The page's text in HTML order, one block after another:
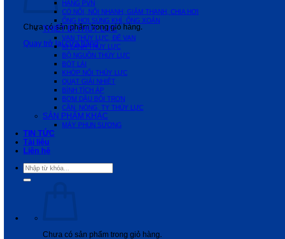
Chưa có sản phẩm trong giỏ hàng.
Quay trở lại cửa hàng
HÃNG PVN
CÓ NỐI, NỐI NHANH, GIẢM THANH, CHIA HƠI
ỐNG HƠI,SÚNG KHÍ, ỐNG XOẮN
THIẾT BỊ THỦY LỰC
VAN THỦY LỰC, ĐẾ VAN
XI LANH THỦY LỰC
BỘ NGUỒN THỦY LỰC
BÓT LÁI
KHỚP NỐI THỦY LỰC
QUẠT GIẢI NHIỆT
BÌNH TÍCH ÁP
BƠM DẦU BÔI TRƠN
CẦN, NÒNG, TY THỦY LỰC
SẢN PHẨM KHÁC
MÁY PHUN SƯƠNG
TIN TỨC
Tài liệu
Liên hệ
Tìm
kiếm:
Chưa có sản phẩm trong giỏ hàng.